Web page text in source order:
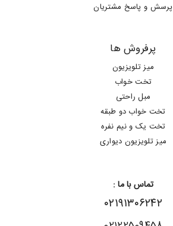
پرسش و پاسخ مشتریان
پرفروش ها
میز تلویزیون
تخت خواب
مبل راحتی
تخت خواب دو طبقه
تخت یک و نیم نفره
میز تلویزیون دیواری
تماس با ما :
۰۲۱۹۱۳۰۶۲۴۲